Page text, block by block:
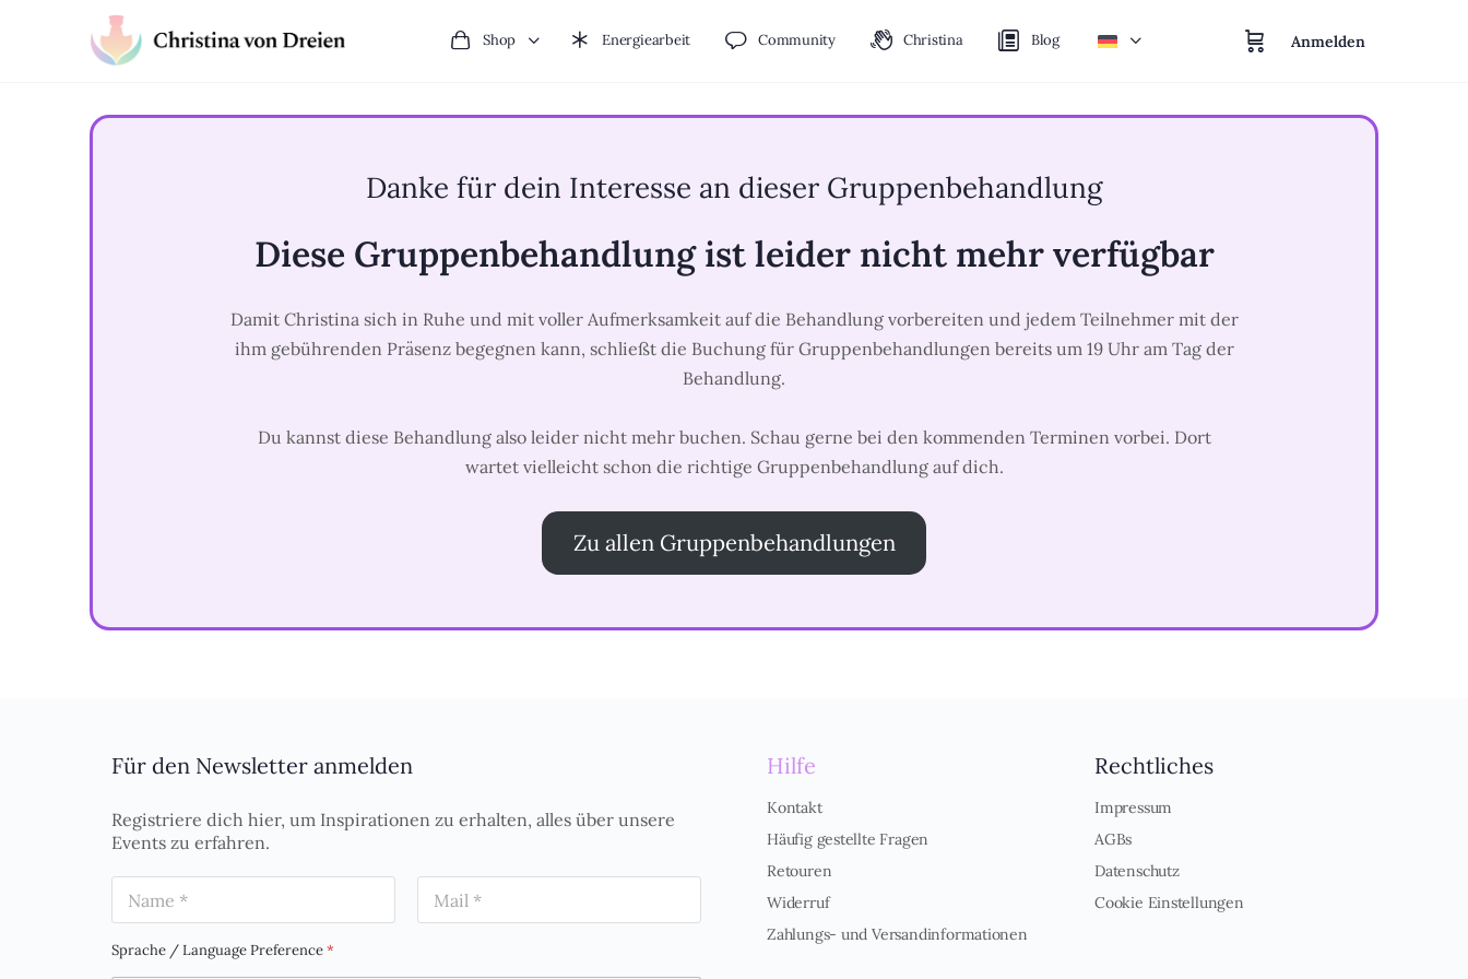
Shop Energiearbeit Community Christina Blog Anmelden
Danke für dein Interesse an dieser Gruppenbehandlung
Diese Gruppenbehandlung ist leider nicht mehr verfügbar
Damit Christina sich in Ruhe und mit voller Aufmerksamkeit auf die Behandlung vorbereiten und jedem Teilnehmer mit der
ihm gebührenden Präsenz begegnen kann, schließt die Buchung für Gruppenbehandlungen bereits um 19 Uhr am Tag der
Behandlung.
Du kannst diese Behandlung also leider nicht mehr buchen. Schau gerne bei den kommenden Terminen vorbei. Dort
wartet vielleicht schon die richtige Gruppenbehandlung auf dich.
Zu allen Gruppenbehandlungen
Für den Newsletter anmelden
Registriere dich hier, um Inspirationen zu erhalten, alles über unsere
Events zu erfahren.
m
e
a
Sprache / Language Preference*
Hilfe
Kontakt
Häufig gestellte Fragen
Retouren
Widerruf
Zahlungs- und Versandinformationen
Rechtliches
Impressum
AGBs
Datenschutz
Cookie Einstellungen